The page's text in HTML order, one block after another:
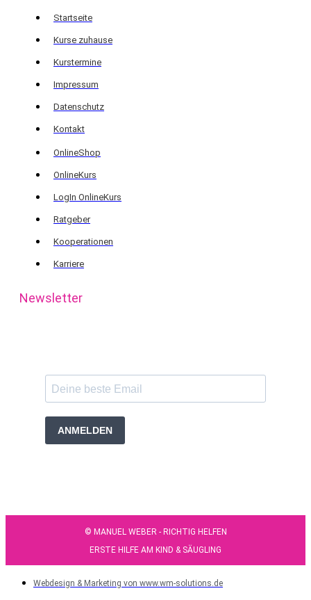
Startseite
Kurse zuhause
Kurstermine
Impressum
Datenschutz
Kontakt
OnlineShop
OnlineKurs
LogIn OnlineKurs
Ratgeber
Kooperationen
Karriere
Newsletter
ANMELDEN
© MANUEL WEBER - RICHTIG HELFEN
ERSTE HILFE AM KIND & SÄUGLING
Webdesign & Marketing von www.wm-solutions.de